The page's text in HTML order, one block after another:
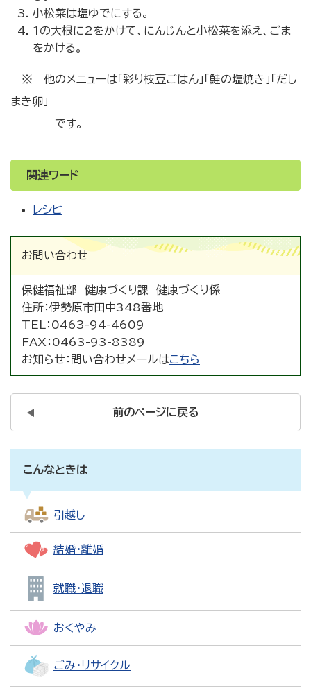
小松菜は塩ゆでにする。
1の大根に2をかけて、にんじんと小松菜を添え、ごま
をかける。
※ 他のメニューは「彩り枝豆ごはん」「鮭の塩焼き」「だし
まき卵」
です。
関連ワード
レシピ
お問い合わせ
保健福祉部 健康づくり課 健康づくり係
住所：伊勢原市田中348番地
TEL： 0463-94-4609
FAX： 0463-93-8389
お知らせ： 問い合わせメールはこちら
前のページに戻る
こんなときは
引越し
結婚・離婚
就職・退職
おくやみ
ごみ・リサイクル